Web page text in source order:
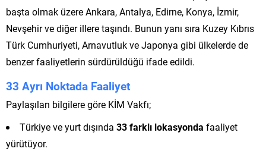
başta olmak üzere Ankara, Antalya, Edirne, Konya, İzmir,
Nevşehir ve diğer illere taşındı. Bunun yanı sıra Kuzey Kıbrıs
Türk Cumhuriyeti, Arnavutluk ve Japonya gibi ülkelerde de
benzer faaliyetlerin sürdürüldüğü ifade edildi.
33 Ayrı Noktada Faaliyet
Paylaşılan bilgilere göre KİM Vakfı;
Türkiye ve yurt dışında 33 farklı lokasyonda faaliyet
yürütüyor.